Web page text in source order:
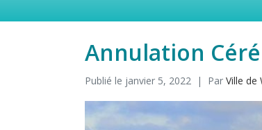
Annulation
Publié le janvier 5, 2022 Par Ville de